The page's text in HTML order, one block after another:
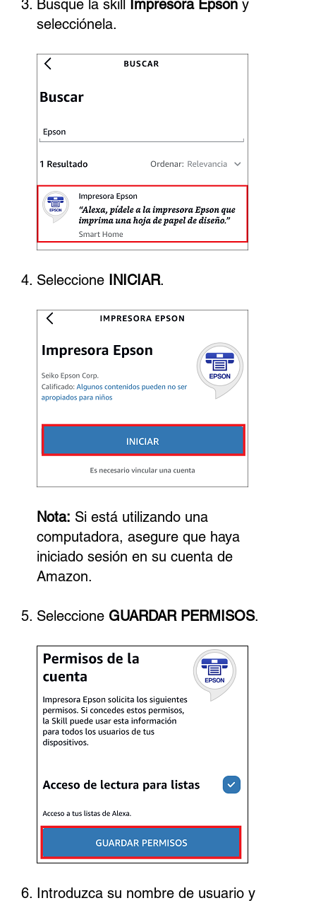
Busque la skill Impresora Epson y
selecciónela.
Seleccione INICIAR.
Nota: Si está utilizando una
computadora, asegure que haya
iniciado sesión en su cuenta de
Amazon.
Seleccione GUARDAR PERMISOS.
Introduzca su nombre de usuario y